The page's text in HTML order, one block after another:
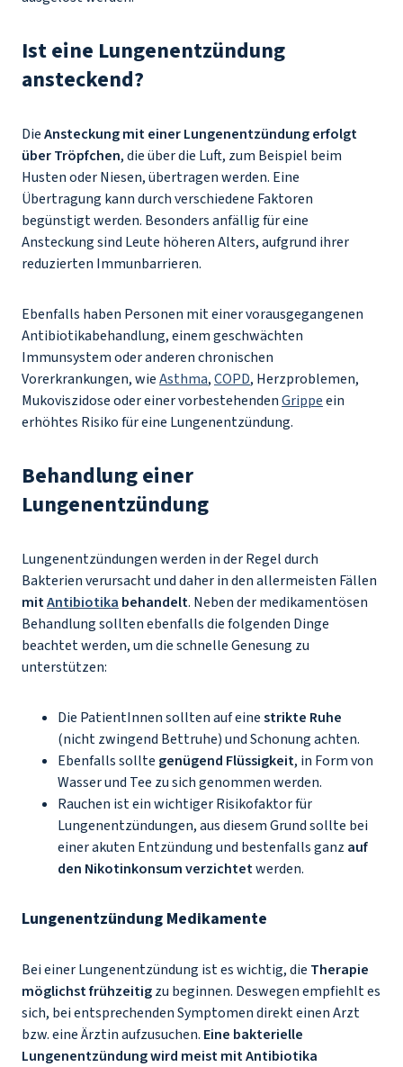
Ist eine Lungenentzündung
ansteckend?
DieAnsteckung mit einer Lungenentzündung erfolgt
über Tröpfchen, die über die Luft, zum Beispiel beim
Husten oder Niesen, übertragen werden. Eine
Übertragung kann durch verschiedene Faktoren
begünstigt werden. Besonders anfällig für eine
Ansteckung sind Leute höheren Alters, aufgrund ihrer
reduzierten Immunbarrieren.
Ebenfalls haben Personen mit einer vorausgegangenen
Antibiotikabehandlung, einem geschwächten
Immunsystem oder anderen chronischen
Vorerkrankungen, wieAsthma,COPD, Herzproblemen,
Mukoviszidose oder einer vorbestehendenGrippeein
erhöhtes Risiko für eine Lungenentzündung.
Behandlung einer
Lungenentzündung
Lungenentzündungen werden in der Regel durch
Bakterien verursacht und daher in den allermeisten Fällen
mitAntibiotika behandelt. Neben der medikamentösen
Behandlung sollten ebenfalls die folgenden Dinge
beachtet werden, um die schnelle Genesung zu
unterstützen:
Die PatientInnen sollten auf einestrikte Ruhe
(nicht zwingend Bettruhe) und Schonung achten.
Ebenfalls sollte genügend Flüssigkeit, in Form von
Wasser und Tee zu sich genommen werden.
Rauchen ist ein wichtiger Risikofaktor für
Lungenentzündungen, aus diesem Grund sollte bei
einer akuten Entzündung und bestenfalls ganz auf
den Nikotinkonsum verzichtetwerden.
Lungenentzündung Medikamente
Bei einer Lungenentzündung ist es wichtig, die Therapie
möglichst frühzeitigzu beginnen. Deswegen empfiehlt es
sich, bei entsprechenden Symptomen direkt einen Arzt
bzw. eine Ärztin aufzusuchen. Eine bakterielle
Lungenentzündung wird meist mit Antibiotika